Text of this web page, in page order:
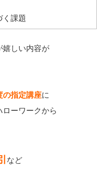
課題
嬉しい内容が
の指定講座に
ーワークから
など